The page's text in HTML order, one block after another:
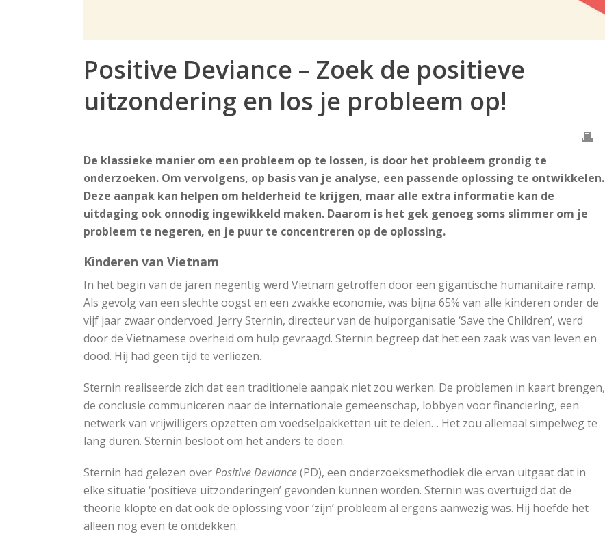
Positive Deviance – Zoek de positieve
uitzondering en los je probleem op!
De klassieke manier om een probleem op te lossen, is door het probleem grondig te
onderzoeken. Om vervolgens, op basis van je analyse, een passende oplossing te ontwikkelen.
Deze aanpak kan helpen om helderheid te krijgen, maar alle extra informatie kan de
uitdaging ook onnodig ingewikkeld maken. Daarom is het gek genoeg soms slimmer om je
probleem te negeren, en je puur te concentreren op de oplossing.
Kinderen van Vietnam
In het begin van de jaren negentig werd Vietnam getroffen door een gigantische humanitaire ramp.
Als gevolg van een slechte oogst en een zwakke economie, was bijna 65% van alle kinderen onder de
vijf jaar zwaar ondervoed. Jerry Sternin, directeur van de hulporganisatie ‘Save the Children’, werd
door de Vietnamese overheid om hulp gevraagd. Sternin begreep dat het een zaak was van leven en
dood. Hij had geen tijd te verliezen.
Sternin realiseerde zich dat een traditionele aanpak niet zou werken. De problemen in kaart brengen,
de conclusie communiceren naar de internationale gemeenschap, lobbyen voor financiering, een
netwerk van vrijwilligers opzetten om voedselpakketten uit te delen… Het zou allemaal simpelweg te
lang duren. Sternin besloot om het anders te doen.
Sternin had gelezen overPositive Deviance(PD), een onderzoeksmethodiek die ervan uitgaat dat in
elke situatie ‘positieve uitzonderingen’ gevonden kunnen worden. Sternin was overtuigd dat de
theorie klopte en dat ook de oplossing voor ‘zijn’ probleem al ergens aanwezig was. Hij hoefde het
alleen nog even te ontdekken.